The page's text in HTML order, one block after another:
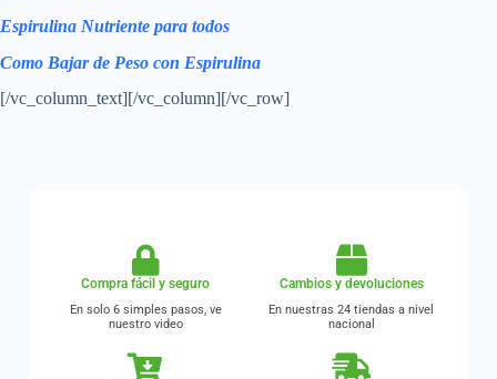
Espirulina Nutriente para todos
Como Bajar de Peso con Espirulina
[/vc_column_text][/vc_column][/vc_row]
Compra fácil y seguro
En solo 6 simples pasos, ve
nuestro video
Cambios y devoluciones
En nuestras 24 tiendas a nivel
nacional